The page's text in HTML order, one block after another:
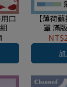
口
【薄荷
罩